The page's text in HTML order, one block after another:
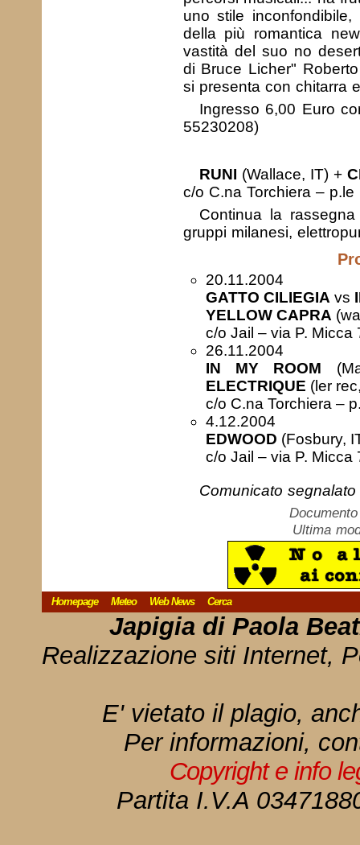
uno stile
della più romantica
vastità del suo no
di Bruce Licher"
si presenta con chitarra
Ingresso 6,00 Euro
55230208)
RUNI (Wallace, IT) +
c/o C.na Torchiera –
Continua la
gruppi milanesi,
20.11.2004
GATTO CILIEGIA vs
YELLOW CAPRA
c/o Jail – via P. Micca
26.11.2004
IN MY ROOM
ELECTRIQUE (ler
c/o C.na Torchiera –
4.12.2004
EDWOOD (Fosbury,
c/o Jail – via P. Micca
Comunicato
Ultima
Homepage Meteo Web News Cerca
Japigia di Paola
Realizzazione siti Internet,
E' vietato il plagio,
Per informazioni,
Copyright e info
Partita I.V.A